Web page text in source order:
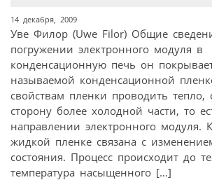
14 декабря, 2009
Уве Филор (Uwe Filor) Общие
погружении электронного модуля в
конденсационную печь он
называемой конденсационной
свойствам пленки проводить тепло,
сторону более холодной части, то
направлении электронного модуля.
жидкой пленке связана с
состояния. Процесс происходит до
температура насыщенного […]